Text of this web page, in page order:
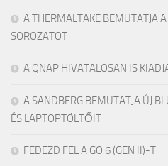
A THERMALTAKE BEMUTATJA
SOROZATOT
A QNAP HIVATALOSAN IS
A SANDBERG BEMUTATJA ÚJ
ÉS LAPTOPTÖLTŐIT
FEDEZD FEL A GO 6 (GEN II)-T